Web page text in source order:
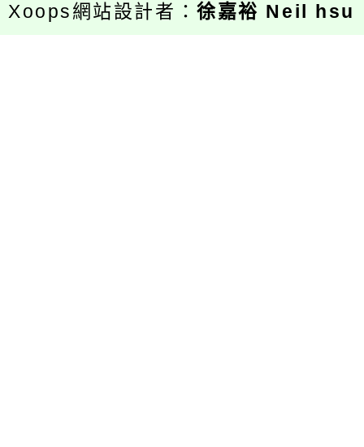
Xoops網站設計者：徐嘉裕 Neil hsu